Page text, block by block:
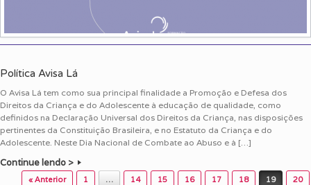
Política Avisa Lá
O Avisa Lá tem como sua principal finalidade a Promoção e Defesa dos
Direitos da Criança e do Adolescente à educação de qualidade, como
definidos na Declaração Universal dos Direitos da Criança, nas disposições
pertinentes da Constituição Brasileira, e no Estatuto da Criança e do
Adolescente. Neste Dia Nacional de Combate ao Abuso e à […]
Continue lendo >
Post navigation
« Anterior 1 … 14 15 16 17 18 19 20